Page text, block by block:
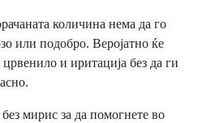
количина нема да го
или подобро. Веројатно ќе
и иритација без да ги
мирис за да помогнете во